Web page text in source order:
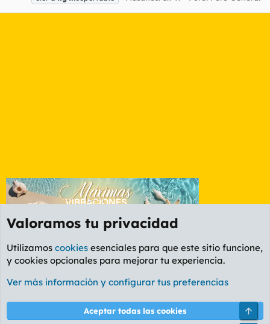
Etiquetas
Cookies
PL OLDSTYLE AMARILLO
Términos y reglas Política de privacidad Ayuda
Valoramos tu privacidad
Utilizamos cookies esenciales para que este sitio funcione,
y cookies opcionales para mejorar tu experiencia.
Ver más información y configurar tus preferencias
Aceptar todas las cookies